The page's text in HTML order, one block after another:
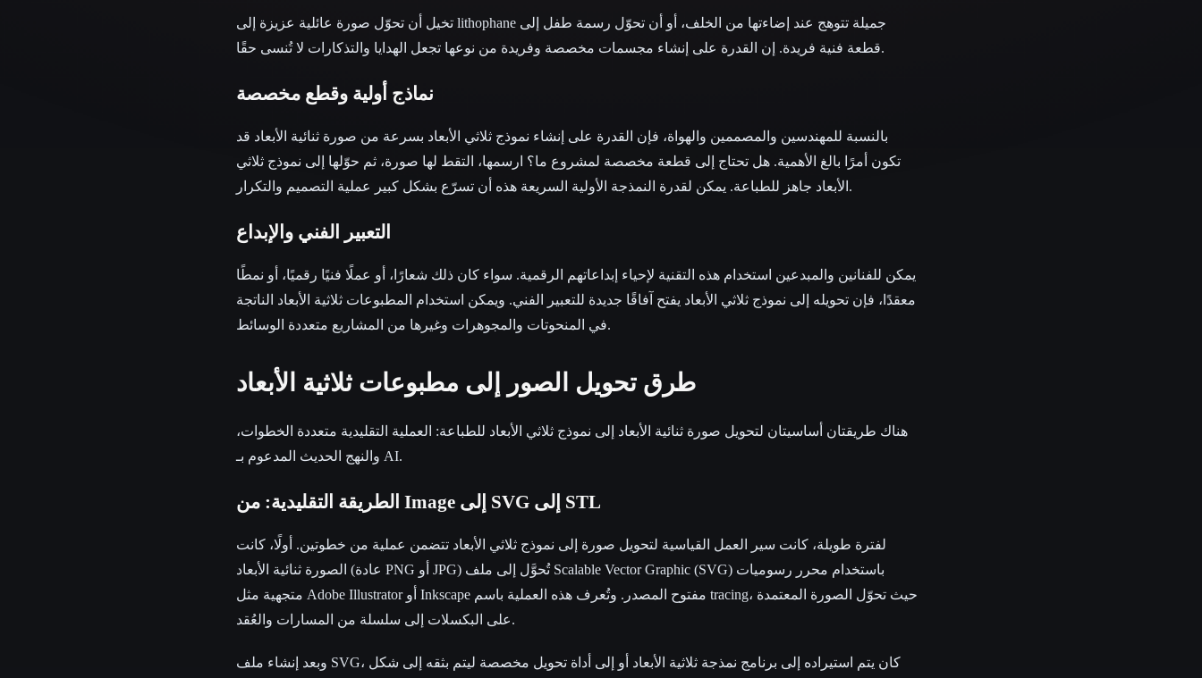
تخيل أن تحوّل صورة عائلية عزيزة إلى lithophane جميلة تتوهج عند إضاءتها من الخلف، أو أن تحوّل رسمة طفل إلى
قطعة فنية فريدة. إن القدرة على إنشاء مجسمات مخصصة وفريدة من نوعها تجعل الهدايا والتذكارات لا تُنسى حقًا.
نماذج أولية وقطع مخصصة
بالنسبة للمهندسين والمصممين والهواة، فإن القدرة على إنشاء نموذج ثلاثي الأبعاد بسرعة من صورة ثنائية الأبعاد قد
تكون أمرًا بالغ الأهمية. هل تحتاج إلى قطعة مخصصة لمشروع ما؟ ارسمها، التقط لها صورة، ثم حوّلها إلى نموذج ثلاثي
الأبعاد جاهز للطباعة. يمكن لقدرة النمذجة الأولية السريعة هذه أن تسرّع بشكل كبير عملية التصميم والتكرار.
التعبير الفني والإبداع
يمكن للفنانين والمبدعين استخدام هذه التقنية لإحياء إبداعاتهم الرقمية. سواء كان ذلك شعارًا، أو عملًا فنيًا رقميًا، أو نمطًا
معقدًا، فإن تحويله إلى نموذج ثلاثي الأبعاد يفتح آفاقًا جديدة للتعبير الفني. ويمكن استخدام المطبوعات ثلاثية الأبعاد الناتجة
في المنحوتات والمجوهرات وغيرها من المشاريع متعددة الوسائط.
طرق تحويل الصور إلى مطبوعات ثلاثية الأبعاد
هناك طريقتان أساسيتان لتحويل صورة ثنائية الأبعاد إلى نموذج ثلاثي الأبعاد للطباعة: العملية التقليدية متعددة الخطوات،
والنهج الحديث المدعوم بـ AI.
الطريقة التقليدية: من Image إلى SVG إلى STL
لفترة طويلة، كانت سير العمل القياسية لتحويل صورة إلى نموذج ثلاثي الأبعاد تتضمن عملية من خطوتين. أولًا، كانت
الصورة ثنائية الأبعاد (عادة PNG أو JPG) تُحوَّل إلى ملف Scalable Vector Graphic (SVG) باستخدام محرر رسوميات
متجهية مثل Adobe Illustrator أو Inkscape مفتوح المصدر. وتُعرف هذه العملية باسم tracing، حيث تحوّل الصورة المعتمدة
على البكسلات إلى سلسلة من المسارات والعُقد.
وبعد إنشاء ملف SVG، كان يتم استيراده إلى برنامج نمذجة ثلاثية الأبعاد أو إلى أداة تحويل مخصصة ليتم بثقه إلى شكل